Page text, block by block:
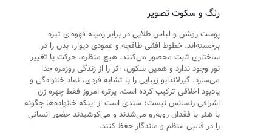
رنگ و سکوت تصویر
پوست روشن و لباس طلایی در برابر زمینه قهوه‌ای تیره
برجسته‌اند. خطوط افقی طاقچه و عمودی دیوار، بدن را در
ساختاری ثابت محصور می‌کنند. هیچ منظره، حرکت یا تغییر
نور وجود ندارد و همین سکون، اثر را از زندگی روزمره جدا
می‌سازد. گیرلاندایو زیبایی را با تشابه فردی، نماد خانوادگی و
یادبود اخلاقی ترکیب کرده است. پرتره امروز فقط چهره زن
اشرافی رنسانس نیست؛ سندی است از اینکه خانواده‌ها چگونه
با هنر با فقدان روبه‌رو می‌شدند و می‌کوشیدند حضور انسانی
را در قالبی منظم و ماندگار حفظ کنند.